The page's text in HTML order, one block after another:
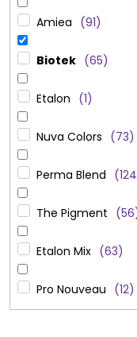
Amiea 91
Biotek 65
Etalon 1
Nuva Colors 73
Perma Blend 124
The Pigment 56
Etalon Mix 63
Pro Nouveau 12